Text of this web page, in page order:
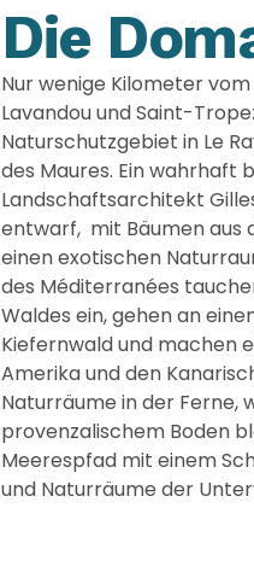
Die
Nur wenige Kilometer
Lavandou und Saint-
Naturschutzgebiet in Le
des Maures. Ein wahrhaft
Landschaftsarchitekt
entwarf, mit Bäumen aus
einen exotischen
des Méditerranées
Waldes ein, gehen an
Kiefernwald und machen
Amerika und den
Naturräume in der Ferne,
provenzalischem Boden
Meerespfad mit einem
und Naturräume der